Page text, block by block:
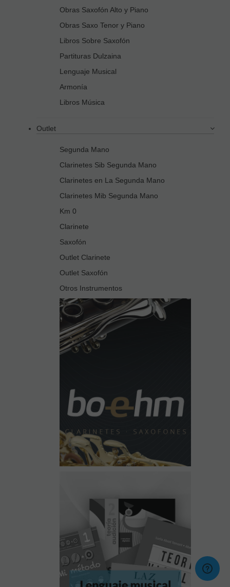
Obras Saxofón Alto y Piano
Obras Saxo Tenor y Piano
Libros Sobre Saxofón
Partituras Dulzaina
Lenguaje Musical
Armonía
Libros Música
Outlet
Segunda Mano
Clarinetes Sib Segunda Mano
Clarinetes en La Segunda Mano
Clarinetes Mib Segunda Mano
Km 0
Clarinete
Saxofón
Outlet Clarinete
Outlet Saxofón
Otros Instrumentos